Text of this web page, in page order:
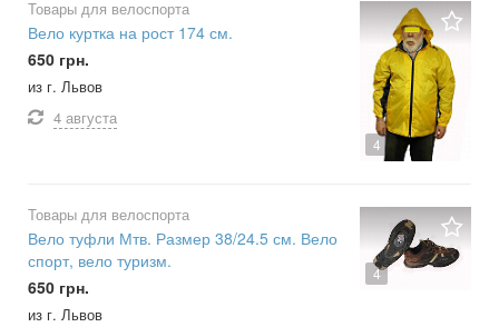
4
Товары для велоспорта
Вело куртка на рост 174 см.
650 грн.
из г. Львов
4 августа
4
Товары для велоспорта
Вело туфли Мтв. Размер 38/24.5 см. Вело
спорт, вело туризм.
650 грн.
из г. Львов